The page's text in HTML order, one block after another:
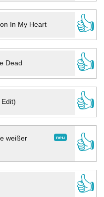
In My Heart
👍
Dead
👍
👍
neu
weißer
👍
👍